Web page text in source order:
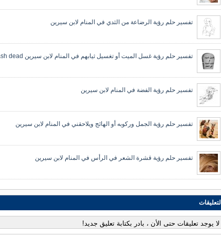
تفسير حلم رؤية الرضاعة من الثدي في المنام لابن سيرين
تفسير حلم رؤية غسل الميت أو تغسيل ثيابهم في المنام لابن سيرين wash dead
تفسير حلم رؤية الفضة في المنام لابن سيرين
تفسير حلم رؤية الجمل وركوبه أو الهائج ويلاحقني في المنام لابن سيرين
تفسير حلم رؤية قشرة الشعر في الرأس في المنام لابن سيرين
التعليقات
لا يوجد تعليقات حتى الأن ، بادر بكتابة تعليق جديد!